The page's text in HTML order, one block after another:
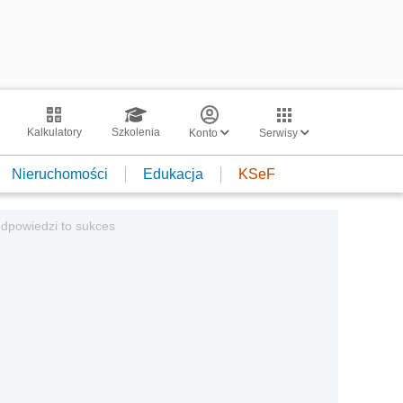
Kalkulatory Szkolenia Konto Serwisy
Nieruchomości Edukacja KSeF
to sukces